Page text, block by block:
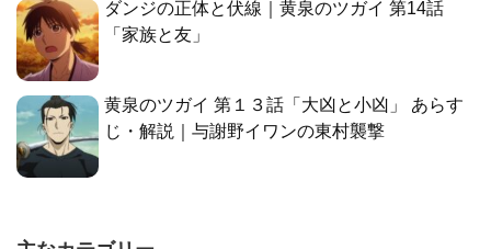
ダンジの正体と伏線｜黄泉のツガイ 第14話
「家族と友」
黄泉のツガイ 第１３話「大凶と小凶」 あらす
じ・解説｜与謝野イワンの東村襲撃